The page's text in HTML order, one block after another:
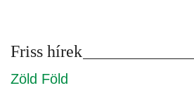
Friss hírek
Zöld Föld